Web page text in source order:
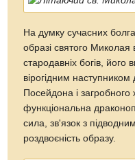
На думку сучасних
образі святого Миколая
стародавніх богів, його
вірогідним
Посейдона і
функціональна
сила, зв'язок з
роздвоєність образу.